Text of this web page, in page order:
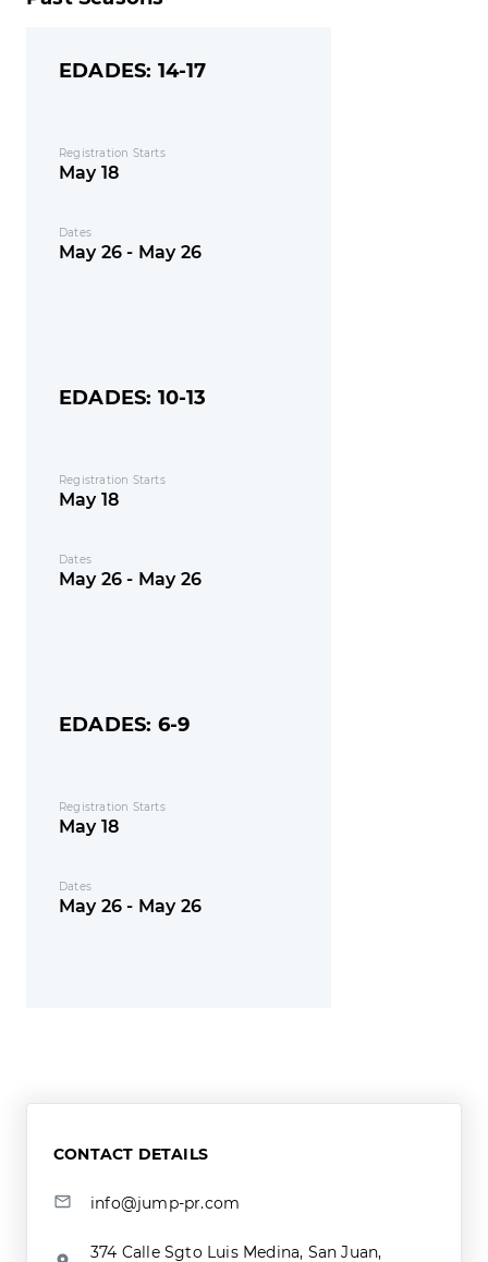
EDADES: 14-17
Registration Starts
May 18
Dates
May 26 - May 26
EDADES: 10-13
Registration Starts
May 18
Dates
May 26 - May 26
EDADES: 6-9
Registration Starts
May 18
Dates
May 26 - May 26
CONTACT DETAILS
info@jump-pr.com
374 Calle Sgto Luis Medina, San Juan,